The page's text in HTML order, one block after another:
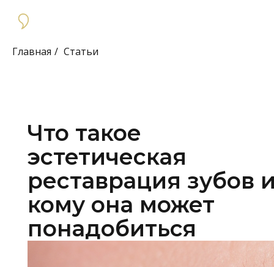
Главная / Статьи
Что такое
эстетическая
реставрация зубов
кому она может
понадобиться